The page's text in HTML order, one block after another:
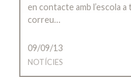
en contacte amb l’escola
correu…
09/09/13
NOTÍCIES